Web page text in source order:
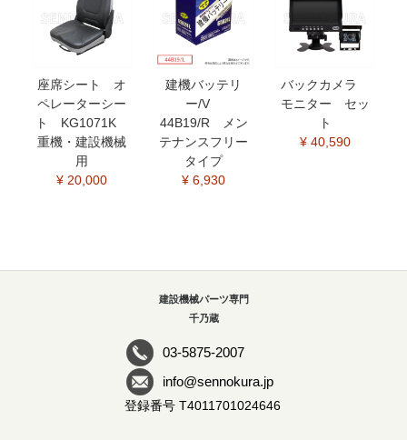
座席シート オ
ペレーターシー
ト KG1071K
重機・建設機械
用
¥ 20,000
建機バッテリ
ー/V
44B19/R メン
テナンスフリー
タイプ
¥ 6,930
バックカメラ
モニター セッ
ト
¥ 40,590
建設機械パーツ専門
千乃蔵
03-5875-2007
info@sennokura.jp
登録番号 T4011701024646